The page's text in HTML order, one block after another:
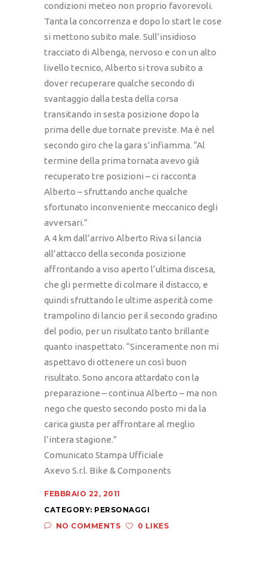
condizioni meteo non proprio favorevoli.
Tanta la concorrenza e dopo lo start le cose
si mettono subito male. Sull’insidioso
tracciato di Albenga, nervoso e con un alto
livello tecnico, Alberto si trova subito a
dover recuperare qualche secondo di
svantaggio dalla testa della corsa
transitando in sesta posizione dopo la
prima delle due tornate previste. Ma è nel
secondo giro che la gara s’infiamma. “Al
termine della prima tornata avevo già
recuperato tre posizioni – ci racconta
Alberto – sfruttando anche qualche
sfortunato inconveniente meccanico degli
avversari.”
A 4 km dall’arrivo Alberto Riva si lancia
all’attacco della seconda posizione
affrontando a viso aperto l’ultima discesa,
che gli permette di colmare il distacco, e
quindi sfruttando le ultime asperità come
trampolino di lancio per il secondo gradino
del podio, per un risultato tanto brillante
quanto inaspettato. “Sinceramente non mi
aspettavo di ottenere un così buon
risultato. Sono ancora attardato con la
preparazione – continua Alberto – ma non
nego che questo secondo posto mi da la
carica giusta per affrontare al meglio
l’intera stagione.”
Comunicato Stampa Ufficiale
Axevo S.r.l. Bike & Components
FEBBRAIO 22, 2011
CATEGORY: PERSONAGGI
NO COMMENTS
0 LIKES